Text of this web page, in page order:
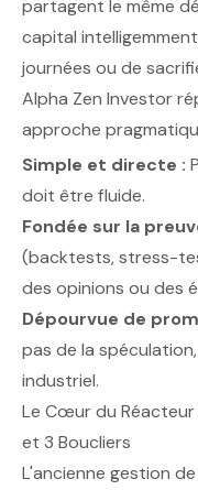
partagent le même
capital
journées ou de
Alpha Zen Investor
approche
Simple et directe :
doit être fluide.
Fondée sur la
(backtests, stress-
des opinions ou des
Dépourvue de
pas de la
industriel.
Le Cœur du
et 3 Boucliers
L'ancienne gestion